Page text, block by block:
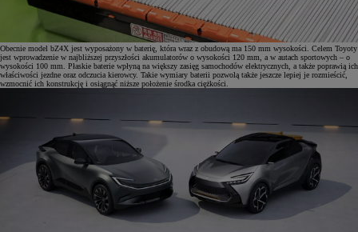
Obecnie model bZ4X jest wyposażony w baterię, która wraz z obudową ma 150 mm wysokości. Celem Toyoty
jest wprowadzenie w najbliższej przyszłości akumulatorów o wysokości 120 mm, a w autach sportowych – o
wysokości 100 mm. Płaskie baterie wpłyną na większy zasięg samochodów elektrycznych, a także poprawią ich
właściwości jezdne oraz odczucia kierowcy. Takie wymiary baterii pozwolą także jeszcze lepiej je rozmieścić,
wzmocnić ich konstrukcję i osiągnąć niższe położenie środka ciężkości.